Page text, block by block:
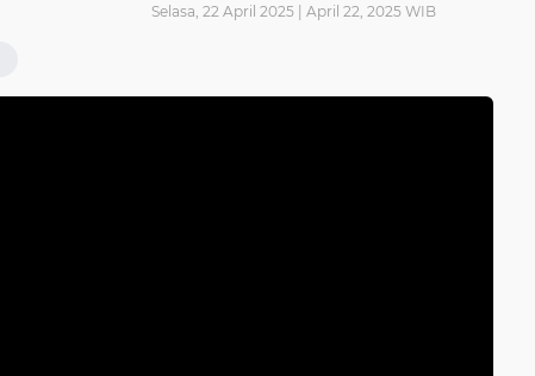
Selasa, 22 April 2025 | April 22, 2025 WIB